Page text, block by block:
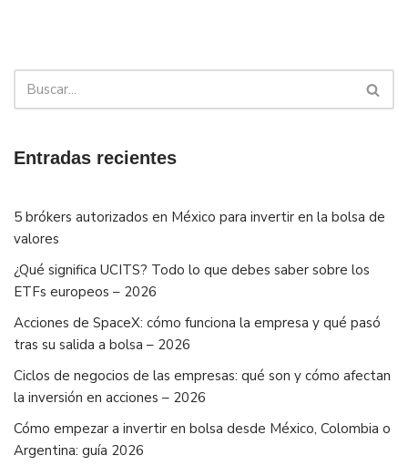
Entradas recientes
5 brókers autorizados en México para invertir en la bolsa de
valores
¿Qué significa UCITS? Todo lo que debes saber sobre los
ETFs europeos – 2026
Acciones de SpaceX: cómo funciona la empresa y qué pasó
tras su salida a bolsa – 2026
Ciclos de negocios de las empresas: qué son y cómo afectan
la inversión en acciones – 2026
Cómo empezar a invertir en bolsa desde México, Colombia o
Argentina: guía 2026